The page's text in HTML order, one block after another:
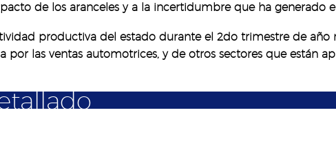
de los aranceles y a la incertidumbre que ha generado
productiva del estado durante el 2do trimestre de
por las ventas automotrices, y de otros sectores que están